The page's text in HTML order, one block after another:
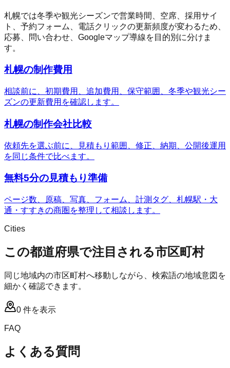
札幌では冬季や観光シーズンで営業時間、空席、採用サイ
ト、予約フォーム、電話クリックの更新頻度が変わるため、
応募、問い合わせ、Googleマップ導線を目的別に分けま
す。
札幌の制作費用
相談前に、初期費用、追加費用、保守範囲、冬季や観光シー
ズンの更新費用を確認します。
札幌の制作会社比較
依頼先を選ぶ前に、見積もり範囲、修正、納期、公開後運用
を同じ条件で比べます。
無料5分の見積もり準備
ページ数、原稿、写真、フォーム、計測タグ、札幌駅・大
通・すすきの商圏を整理して相談します。
Cities
この都道府県で注目される市区町村
同じ地域内の市区町村へ移動しながら、検索語の地域意図を
細かく確認できます。
0 件を表示
FAQ
よくある質問